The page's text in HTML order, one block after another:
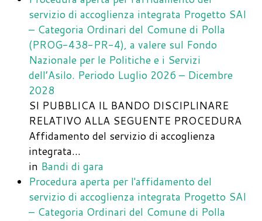
servizio di accoglienza integrata Progetto SAI
– Categoria Ordinari del Comune di Polla
(PROG-438-PR-4), a valere sul Fondo
Nazionale per le Politiche e i Servizi
dell’Asilo. Periodo Luglio 2026 – Dicembre
2028
SI PUBBLICA IL BANDO DISCIPLINARE
RELATIVO ALLA SEGUENTE PROCEDURA
Affidamento del servizio di accoglienza
integrata…
in Bandi di gara
Procedura aperta per l'affidamento del
servizio di accoglienza integrata Progetto SAI
– Categoria Ordinari del Comune di Polla